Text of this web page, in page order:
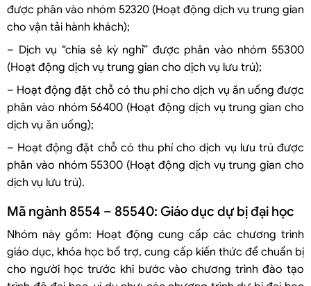
được phân vào nhóm 52320 (Hoạt động dịch vụ trung gian
cho vận tải hành khách);
– Dịch vụ “chia sẻ kỳ nghỉ” được phân vào nhóm 55300
(Hoạt động dịch vụ trung gian cho dịch vụ lưu trú);
– Hoạt động đặt chỗ có thu phí cho dịch vụ ăn uống được
phân vào nhóm 56400 (Hoạt động dịch vụ trung gian cho
dịch vụ ăn uống);
– Hoạt động đặt chỗ có thu phí cho dịch vụ lưu trú được
phân vào nhóm 55300 (Hoạt động dịch vụ trung gian cho
dịch vụ lưu trú).
Mã ngành 8554 – 85540: Giáo dục dự bị đại học
Nhóm này gồm: Hoạt động cung cấp các chương trình
giáo dục, khóa học bổ trợ, cung cấp kiến thức để chuẩn bị
cho người học trước khi bước vào chương trình đào tạo